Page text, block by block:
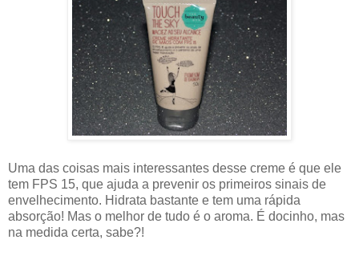
Uma das coisas mais interessantes desse creme é que ele
tem FPS 15, que ajuda a prevenir os primeiros sinais de
envelhecimento. Hidrata bastante e tem uma rápida
absorção! Mas o melhor de tudo é o aroma. É docinho, mas
na medida certa, sabe?!